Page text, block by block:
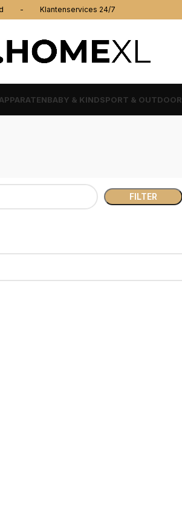
- Klantenservices 24/7
BABY & KINDSPORT & OUTDOOR
FILTER